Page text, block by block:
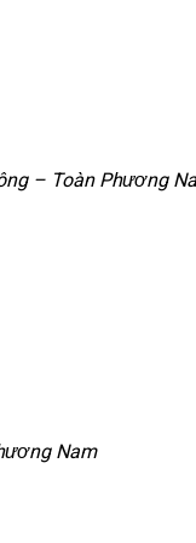
– Toàn Phương
Nam